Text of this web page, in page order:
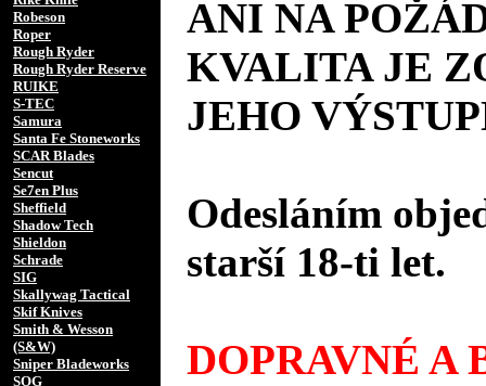
Robeson
Roper
Rough Ryder
Rough Ryder Reserve
RUIKE
S-TEC
Samura
Santa Fe Stoneworks
SCAR Blades
Sencut
Se7en Plus
Sheffield
Shadow Tech
Shieldon
Schrade
SIG
Skallywag Tactical
Skif Knives
Smith & Wesson
(S&W)
Sniper Bladeworks
SOG
ANI NA
KVALITA JE
JEHO
Odesláním
starší 18-ti let.
DOPRAVNÉ A